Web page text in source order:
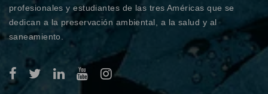
profesionales y estudiantes de las tres Américas que se
dedican a la preservación ambiental, a la salud y al
saneamiento.